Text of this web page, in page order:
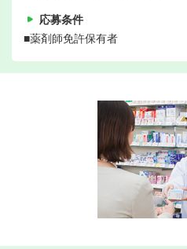
応募条件
■薬剤師免許保有者